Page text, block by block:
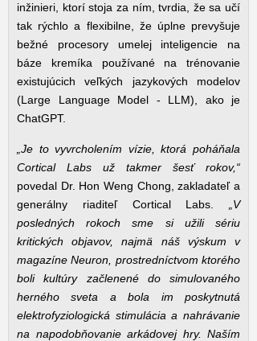
inžinieri, ktorí stoja za ním, tvrdia, že sa učí
tak rýchlo a flexibilne, že úplne prevyšuje
bežné procesory umelej inteligencie na
báze kremíka používané na trénovanie
existujúcich veľkých jazykových modelov
(Large Language Model - LLM), ako je
ChatGPT.
„Je to vyvrcholením vízie, ktorá poháňala
Cortical Labs už takmer šesť rokov,“
povedal Dr. Hon Weng Chong, zakladateľ a
generálny riaditeľ Cortical Labs.
„V
posledných rokoch sme si užili sériu
kritických objavov, najmä náš výskum v
magazíne Neuron, prostredníctvom ktorého
boli kultúry začlenené do simulovaného
herného sveta a bola im poskytnutá
elektrofyziologická stimulácia a nahrávanie
na napodobňovanie arkádovej hry. Naším